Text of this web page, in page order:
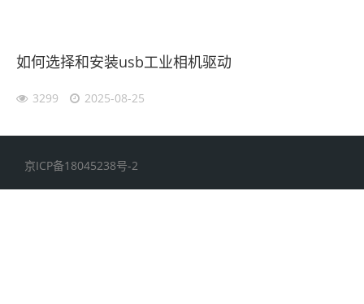
如何选择和安装usb工业相机驱动
3299 2025-08-25
京ICP备18045238号-2